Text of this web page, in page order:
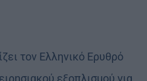
τον Ελληνικό Ερυθρό
εξοπλισμού για